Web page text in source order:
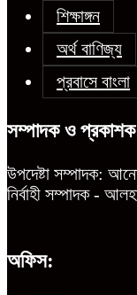
শিক্ষাঙ্গন
অর্থ বাণিজ্য
প্রবাসে বাংলা
সম্পাদক ও
উপদেষ্টা সম্পাদক:
নির্বাহী সম্পাদক -
অফিস: